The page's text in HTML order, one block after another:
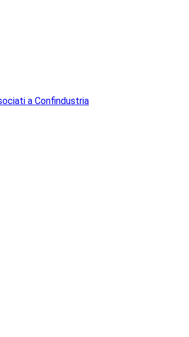
a Confindustria